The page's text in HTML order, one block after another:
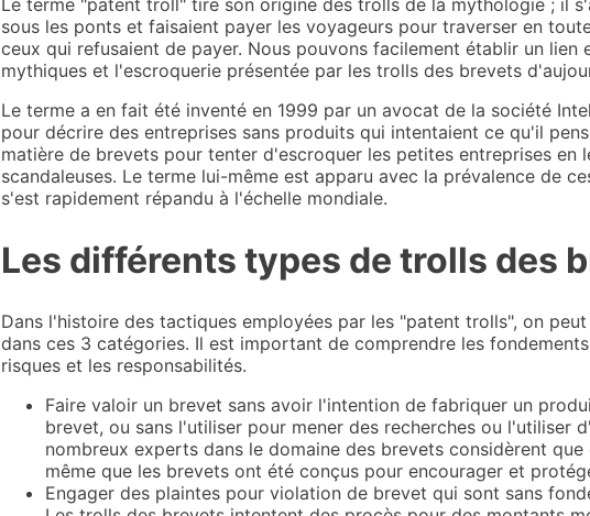
Le terme "patent troll" tire son origine des trolls de la mythologie ; il
sous les ponts et faisaient payer les voyageurs pour traverser en
ceux qui refusaient de payer. Nous pouvons facilement établir un lien
mythiques et l'escroquerie présentée par les trolls des brevets
Le terme a en fait été inventé en 1999 par un avocat de la société
pour décrire des entreprises sans produits qui intentaient ce qu'il
matière de brevets pour tenter d'escroquer les petites entreprises en
scandaleuses. Le terme lui-même est apparu avec la prévalence de
s'est rapidement répandu à l'échelle mondiale.
Les différents types de trolls des
Dans l'histoire des tactiques employées par les "patent trolls", on
dans ces 3 catégories. Il est important de comprendre les
risques et les responsabilités.
Faire valoir un brevet sans avoir l'intention de fabriquer un
brevet, ou sans l'utiliser pour mener des recherches ou l'utiliser
nombreux experts dans le domaine des brevets considèrent
même que les brevets ont été conçus pour encourager et
Engager des plaintes pour violation de brevet qui sont sans